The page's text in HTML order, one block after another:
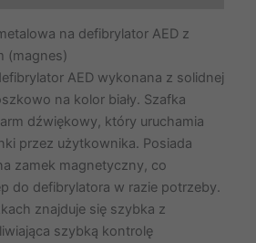
na defibrylator AED z
(magnes)
AED wykonana z solidnej
na kolor biały. Szafka
dźwiękowy, który uruchamia
przez użytkownika. Posiada
zamek magnetyczny, co
do defibrylatora w razie potrzeby.
znajduje się szybka z
szybką kontrolę